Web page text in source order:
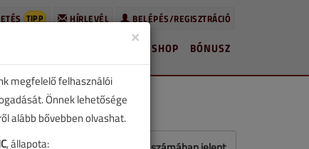
BELÉPÉS/REGISZTRÁCIÓ
HÍRLEVÉL
TIPP
BÓNUSZ
SHOP
×
megfelelő felhasználói
Önnek lehetősége
alább bővebben olvashat.
, állapota: